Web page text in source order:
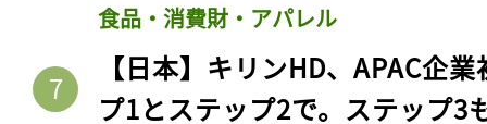
食品・消費財・アパレル
【日本】キリンHD、APAC企
プ1とステップ2で。ステップ3